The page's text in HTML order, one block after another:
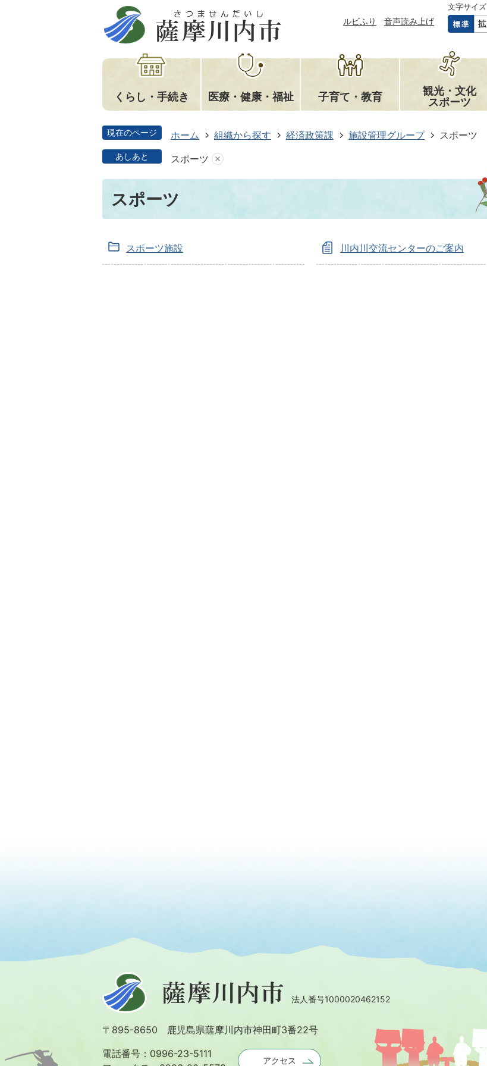
ルビふり 音声読み上げ
文字サイズ
くらし・手続き 医療・健康・福祉 子育て・教育
観光・文化
スポーツ
現在のページ ホーム 組織から探す 経済政策課 施設管理グループ スポーツ
あしあと スポーツ
スポーツ
スポーツ施設 川内川交流センターのご案内
薩
摩
川
内
市
法人番号1000020462152
〒895-8650 鹿児島県薩摩川内市神田町3番22号
電話番号：0996-23-5111
アクセス